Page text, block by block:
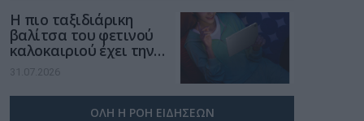
Η πιο ταξιδιάρικη
βαλίτσα του φετινού
καλοκαιριού έχει την
υπογραφή της Xiaomi
31.07.2026
ΟΛΗ Η ΡΟΗ ΕΙΔΗΣΕΩΝ